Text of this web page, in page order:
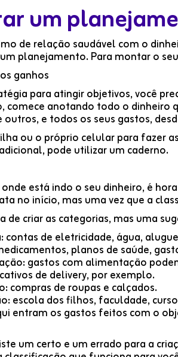
um
de relação saudável com o
planejamento. Para montar o
ganhos
para atingir objetivos, você
comece anotando todo o dinheiro
e todos os seus gastos,
ou o próprio celular para fazer
pode utilizar um caderno.
está indo o seu dinheiro, é
no início, mas uma vez que a
de criar as categorias, mas uma
contas de eletricidade, água,
planos de saúde,
gastos com alimentação
de delivery, por exemplo.
compras de roupas e calçados.
escola dos filhos, faculdade,
entram os gastos feitos com o
um certo e um errado para a